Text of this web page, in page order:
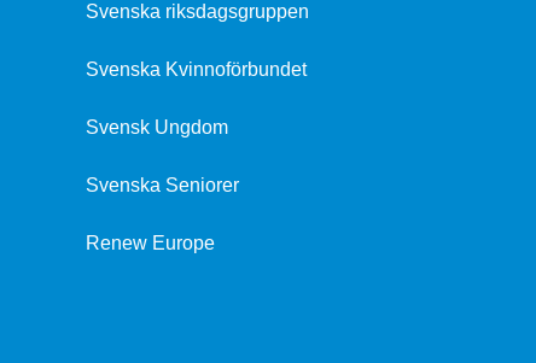
Svenska riksdagsgruppen
Svenska Kvinnoförbundet
Svensk Ungdom
Svenska Seniorer
Renew Europe